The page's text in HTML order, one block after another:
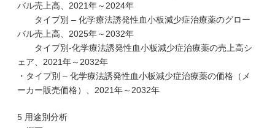
バル売上高、2021年～2024年
タイプ別 – 化学療法誘発性血小板減少症治療薬のグロー
バル売上高、2025年～2032年
タイプ別-化学療法誘発性血小板減少症治療薬の売上高シ
ェア、2021年～2032年
・タイプ別 – 化学療法誘発性血小板減少症治療薬の価格（メ
ーカー販売価格）、2021年～2032年
5 用途別分析